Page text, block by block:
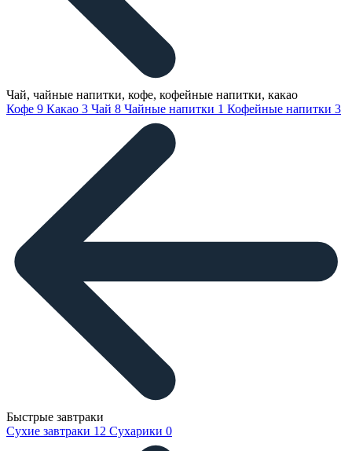
Чай, чайные напитки, кофе, кофейные напитки, какао
Кофе 9 Какао 3 Чай 8 Чайные напитки 1 Кофейные напитки 3
Быстрые завтраки
Сухие завтраки 12 Сухарики 0